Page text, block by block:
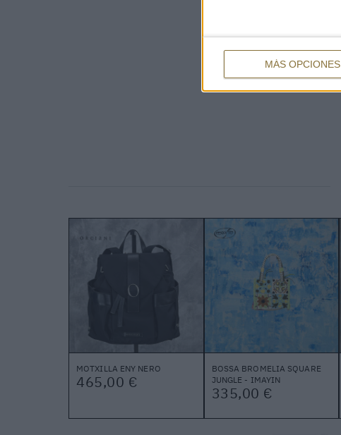
MÁS OPCIONES
MOTXILLA ENY NERO
465,00 €
BOSSA BROMELIA SQUARE
JUNGLE - IMAYIN
335,00 €